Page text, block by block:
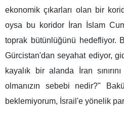
ekonomik çıkarları olan bir
oysa bu koridor İran İslam
toprak bütünlüğünü hedefliyor.
Gürcistan'dan seyahat ediyor,
kayalık bir alanda İran
olmanızın sebebi nedir?"
beklemiyorum, İsrail'e yönelik